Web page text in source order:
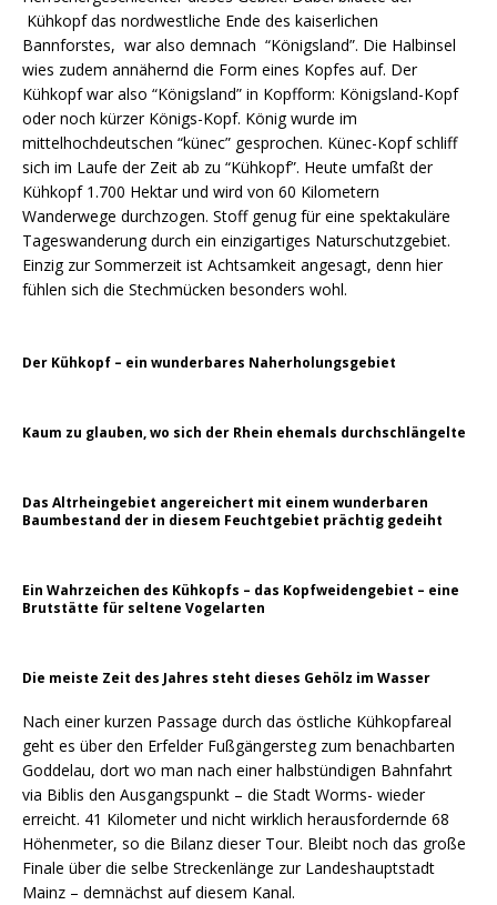
Kühkopf das nordwestliche Ende des kaiserlichen
Bannforstes, war also demnach “Königsland”. Die Halbinsel
wies zudem annähernd die Form eines Kopfes auf. Der
Kühkopf war also “Königsland” in Kopfform: Königsland-Kopf
oder noch kürzer Königs-Kopf. König wurde im
mittelhochdeutschen “künec” gesprochen. Künec-Kopf schliff
sich im Laufe der Zeit ab zu “Kühkopf”. Heute umfaßt der
Kühkopf 1.700 Hektar und wird von 60 Kilometern
Wanderwege durchzogen. Stoff genug für eine spektakuläre
Tageswanderung durch ein einzigartiges Naturschutzgebiet.
Einzig zur Sommerzeit ist Achtsamkeit angesagt, denn hier
fühlen sich die Stechmücken besonders wohl.
Der Kühkopf – ein wunderbares Naherholungsgebiet
Kaum zu glauben, wo sich der Rhein ehemals durchschlängelte
Das Altrheingebiet angereichert mit einem wunderbaren
Baumbestand der in diesem Feuchtgebiet prächtig gedeiht
Ein Wahrzeichen des Kühkopfs – das Kopfweidengebiet – eine
Brutstätte für seltene Vogelarten
Die meiste Zeit des Jahres steht dieses Gehölz im Wasser
Nach einer kurzen Passage durch das östliche Kühkopfareal
geht es über den Erfelder Fußgängersteg zum benachbarten
Goddelau, dort wo man nach einer halbstündigen Bahnfahrt
via Biblis den Ausgangspunkt – die Stadt Worms- wieder
erreicht. 41 Kilometer und nicht wirklich herausfordernde 68
Höhenmeter, so die Bilanz dieser Tour. Bleibt noch das große
Finale über die selbe Streckenlänge zur Landeshauptstadt
Mainz – demnächst auf diesem Kanal.